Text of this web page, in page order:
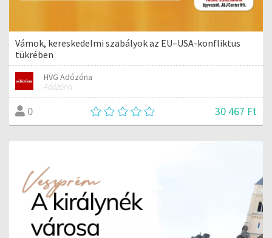
Vámok, kereskedelmi szabályok az EU–USA-konfliktus
tükrében
HVG Adózóna
Adózóna
0 30 467 Ft